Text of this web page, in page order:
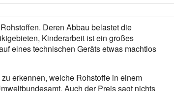
Deren Abbau belastet die
Kinderarbeit ist ein großes
eines technischen Geräts etwas machtlos
erkennen, welche Rohstoffe in einem
Auch der Preis sagt nichts